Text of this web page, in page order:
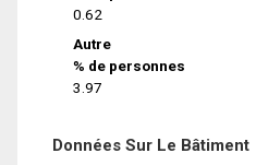
0.62
Autre
% de personnes
3.97
Données Sur Le Bâtiment